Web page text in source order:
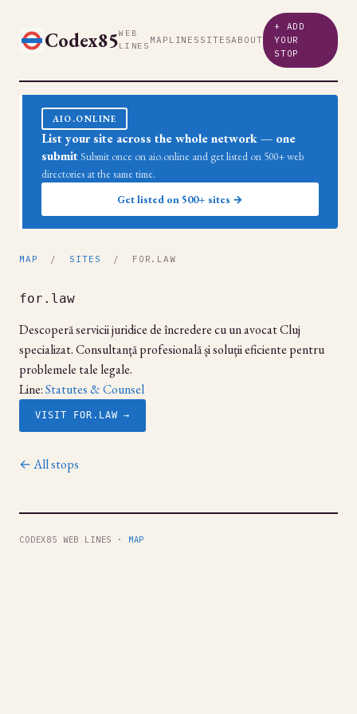
Codex85WEB
LINES MAP LINES SITESABOUT
+ ADD
YOUR
STOP
AIO.ONLINE
List your site across the whole network — one
submit Submit once on aio.online and get listed on 500+ web
directories at the same time.
Get listed on 500+ sites →
MAP / SITES / FOR.LAW
for.law
Descoperă servicii juridice de încredere cu un avocat Cluj
specializat. Consultanță profesională și soluții eficiente pentru
problemele tale legale.
Line:Statutes & Counsel
VISIT FOR.LAW →
← All stops
CODEX85 WEB LINES · MAP